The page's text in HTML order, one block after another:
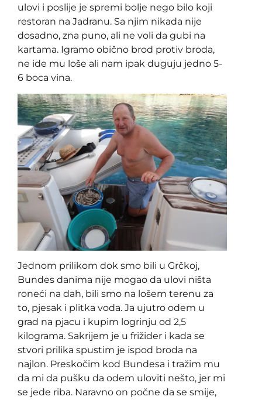
ulovi i poslije je spremi bolje nego bilo koji
restoran na Jadranu. Sa njim nikada nije
dosadno, zna puno, ali ne voli da gubi na
kartama. Igramo obično brod protiv broda,
ne ide mu loše ali nam ipak duguju jedno 5-
6 boca vina.
Jednom prilikom dok smo bili u Grčkoj,
Bundes danima nije mogao da ulovi ništa
roneći na dah, bili smo na lošem terenu za
to, pjesak i plitka voda. Ja ujutro odem u
grad na pjacu i kupim logrinju od 2,5
kilograma. Sakrijem je u frižider i kada se
stvori prilika spustim je ispod broda na
najlon. Preskočim kod Bundesa i tražim mu
da mi da pušku da odem uloviti nešto, jer mi
se jede riba. Naravno on počne da se smije,